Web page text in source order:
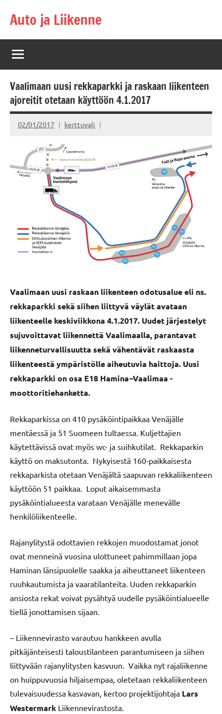
Auto ja Liikenne
Vaalimaan uusi rekkaparkki ja raskaan liikenteen
ajoreitit otetaan käyttöön 4.1.2017
02/01/2017 kerttuvali
Vaalimaan uusi raskaan liikenteen odotusalue eli ns.
rekkaparkki sekä siihen liittyvä väylät avataan
liikenteelle keskiviikkona 4.1.2017. Uudet järjestelyt
sujuvoittavat liikennettä Vaalimaalla, parantavat
liikenneturvallisuutta sekä vähentävät raskaasta
liikenteestä ympäristölle aiheutuvia haittoja. Uusi
rekkaparkki on osa E18 Hamina–Vaalimaa -
moottoritiehanketta.
Rekkaparkissa on 410 pysäköintipaikkaa Venäjälle
mentäessä ja 51 Suomeen tultaessa. Kuljettajien
käytettävissä ovat myös wc- ja suihkutilat. Rekkaparkin
käyttö on maksutonta. Nykyisestä 160-paikkaisesta
rekkaparkista otetaan Venäjältä saapuvan rekkaliikenteen
käyttöön 51 paikkaa. Loput aikaisemmasta
pysäköintialueesta varataan Venäjälle menevälle
henkilöliikenteelle.
Rajanylitystä odottavien rekkojen muodostamat jonot
ovat menneinä vuosina ulottuneet pahimmillaan jopa
Haminan länsipuolelle saakka ja aiheuttaneet liikenteen
ruuhkautumista ja vaaratilanteita. Uuden rekkaparkin
ansiosta rekat voivat pysähtyä uudelle pysäköintialueelle
tiellä jonottamisen sijaan.
– Liikennevirasto varautuu hankkeen avulla
pitkäjänteisesti taloustilanteen parantumiseen ja siihen
liittyvään rajanylitysten kasvuun. Vaikka nyt rajaliikenne
on huippuvuosia hiljaisempaa, oletetaan rekkaliikenteen
tulevaisuudessa kasvavan, kertoo projektijohtaja Lars
Westermark Liikennevirastosta.